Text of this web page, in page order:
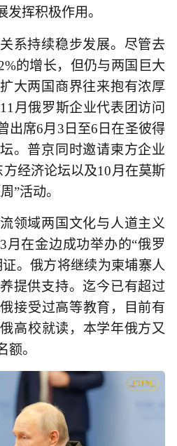
挥积极作用。
系持续稳步发展。尽管去
的增长，但仍与两国巨大
大两国商界往来抱有浓厚
月俄罗斯企业代表团访问
出席6月3日至6日在圣彼得
。普京同时邀请柬方企业
经济论坛以及10月在莫斯
”活动。
领域两国文化与人道主义
月在金边成功举办的“俄罗
。俄方将继续为柬埔寨人
提供支持。迄今已有超过
接受过高等教育，目前有
高校就读，本学年俄方又
额。